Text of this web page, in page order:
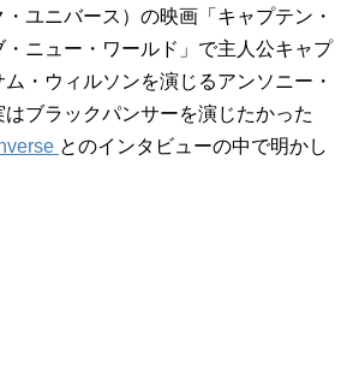
ユニバース）の映画「キャプテン・
ニュー・ワールド」で主人公キャプ
・ウィルソンを演じるアンソニー・
ブラックパンサーを演じたかった
とのインタビューの中で明かし